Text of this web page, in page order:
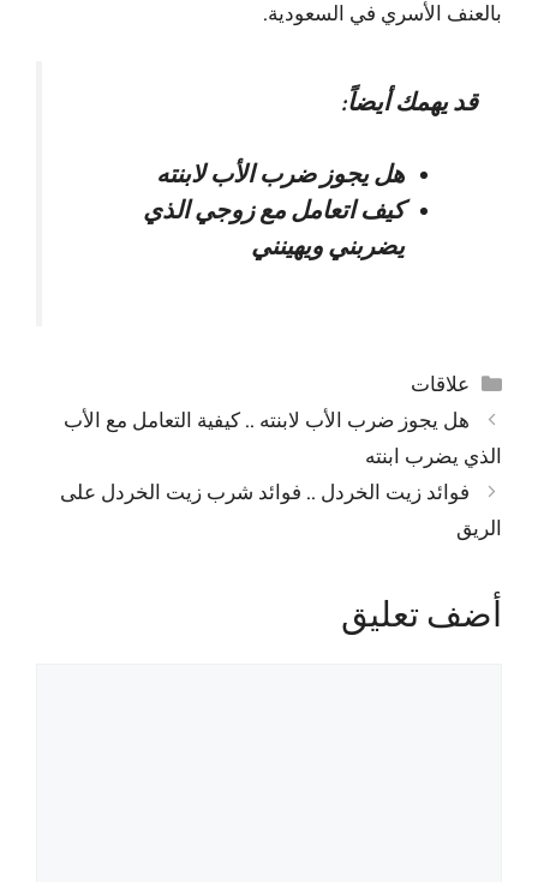
بالعنف الأسري في السعودية.
قد يهمك أيضاً:
هل يجوز ضرب الأب لابنته
كيف اتعامل مع زوجي الذي
يضربني ويهينني
التصنيفات
علاقات
هل يجوز ضرب الأب لابنته .. كيفية التعامل مع الأب
الذي يضرب ابنته
فوائد زيت الخردل .. فوائد شرب زيت الخردل على
الريق
أضف تعليق